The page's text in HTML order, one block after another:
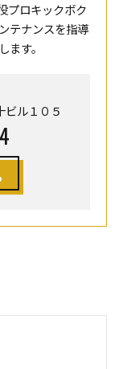
プロキックボク
テナンスを指導
す。
ビル１０５